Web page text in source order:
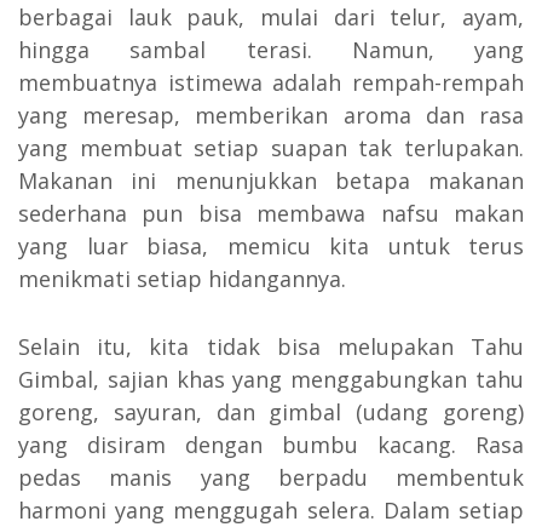
berbagai lauk pauk, mulai dari telur, ayam,
hingga sambal terasi. Namun, yang
membuatnya istimewa adalah rempah-rempah
yang meresap, memberikan aroma dan rasa
yang membuat setiap suapan tak terlupakan.
Makanan ini menunjukkan betapa makanan
sederhana pun bisa membawa nafsu makan
yang luar biasa, memicu kita untuk terus
menikmati setiap hidangannya.
Selain itu, kita tidak bisa melupakan Tahu
Gimbal, sajian khas yang menggabungkan tahu
goreng, sayuran, dan gimbal (udang goreng)
yang disiram dengan bumbu kacang. Rasa
pedas manis yang berpadu membentuk
harmoni yang menggugah selera. Dalam setiap